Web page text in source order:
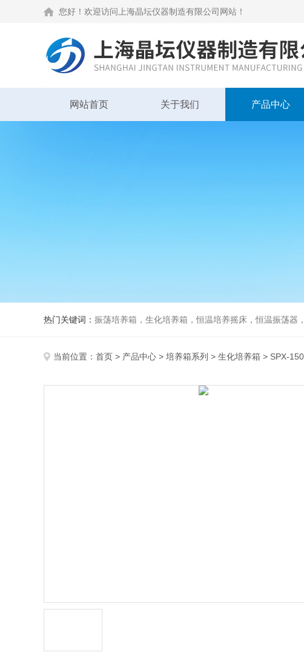
您好！欢迎访问上海晶坛仪器制造有限公司网站！
网站首页 关于我们 产品中心
热门关键词： 振荡培养箱，生化培养箱，恒温培养摇床，恒温振荡器，恒温
当前位置： 首页 > 产品中心 > 培养箱系列 > 生化培养箱 > SPX-